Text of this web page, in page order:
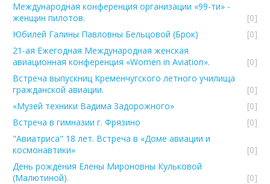
Международная конференция организации «99-ти» -
женщин пилотов.
[0]
Юбилей Галины Павловны Бельцовой (Брок)
[0]
21-ая Ежегодная Международная женская
авиационная конференция «Women in Aviation».
[0]
Встреча выпускниц Кременчугского летного училища
гражданской авиации.
[0]
«Музей техники Вадима Задорожного»
[0]
Встреча в гимназии г. Фрязино
[0]
"Авиатриса" 18 лет. Встреча в «Доме авиации и
космонавтики»
[0]
День рождения Елены Мироновны Кульковой
(Малютиной).
[0]